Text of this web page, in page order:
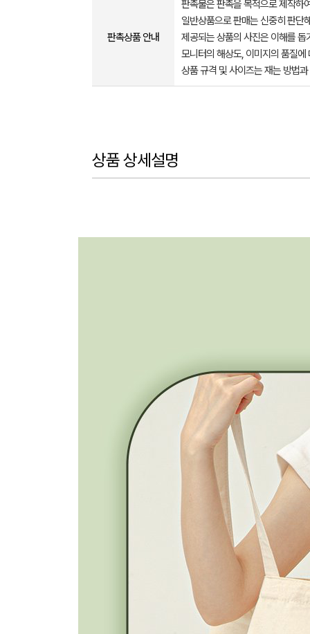
판촉상품 안내
판촉물은 판촉을 목적으로 제작하
일반상품으로 판매는 신중히 판단
제공되는 상품의 사진은 이해를
모니터의 해상도, 이미지의 품질
상품 규격 및 사이즈는 재는 방법
상품 상세설명